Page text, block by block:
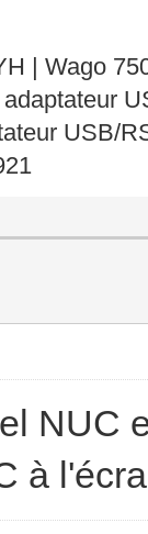
| Wago
USB/
NUC
à